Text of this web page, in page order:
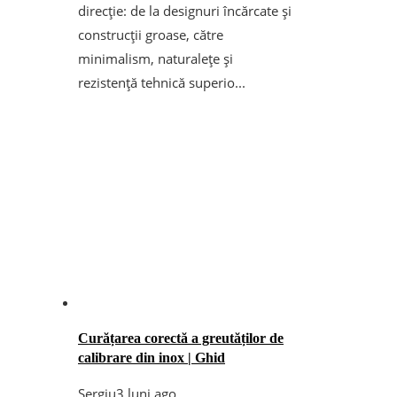
direcție: de la designuri încărcate și
construcții groase, către
minimalism, naturalețe și
rezistență tehnică superio...
Curățarea corectă a greutăților de
calibrare din inox | Ghid
Sergiu3 luni ago